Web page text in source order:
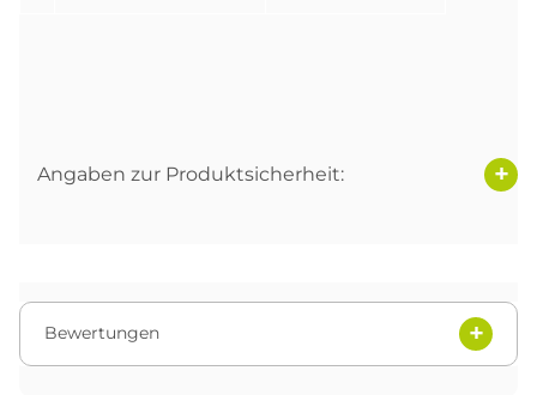
Angaben zur Produktsicherheit:
Bewertungen